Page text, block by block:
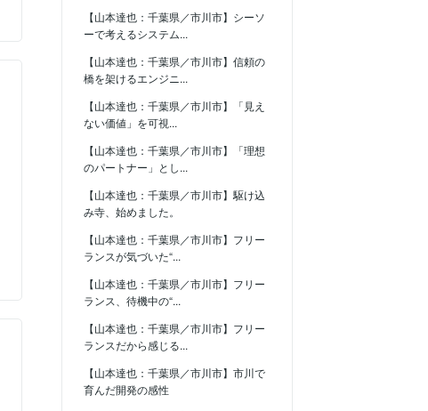
【山本達也：千葉県／市川市】シーソ
ーで考えるシステム...
【山本達也：千葉県／市川市】信頼の
橋を架けるエンジニ...
【山本達也：千葉県／市川市】「見え
ない価値」を可視...
【山本達也：千葉県／市川市】「理想
のパートナー」とし...
【山本達也：千葉県／市川市】駆け込
み寺、始めました。
【山本達也：千葉県／市川市】フリー
ランスが気づいた“...
【山本達也：千葉県／市川市】フリー
ランス、待機中の“...
【山本達也：千葉県／市川市】フリー
ランスだから感じる...
【山本達也：千葉県／市川市】市川で
育んだ開発の感性